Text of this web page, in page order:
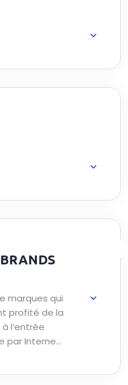
implique le
efficace
marques qui
profité de la
l’entrée
par Internet.